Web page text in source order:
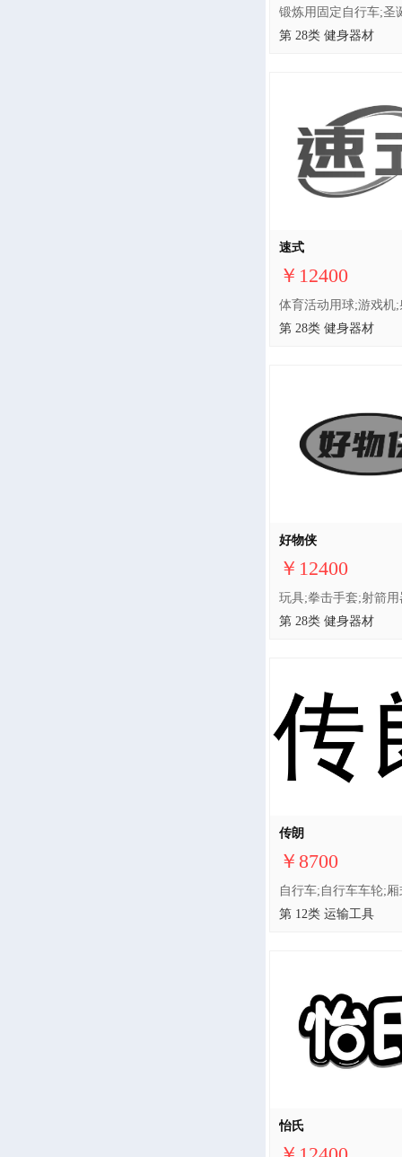
第 28类 健身器材
速式
￥12400
第 28类 健身器材
好物侠
￥12400
第 28类 健身器材
传朗
￥8700
第 12类 运输工具
怡氏